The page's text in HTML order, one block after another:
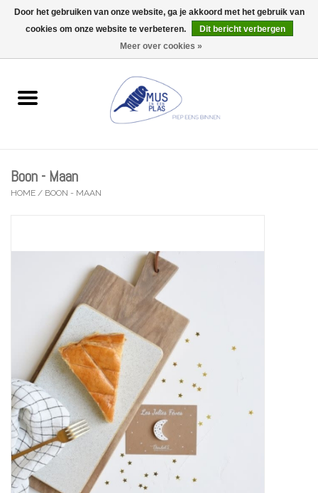
0 Artikelen - €0,00
Wenskaarten
Lifestyle
Koopjes
Cadeaubonnen
Blog
Boon - Maan
HOME / BOON - MAAN
Door het gebruiken van onze website, ga je akkoord met het gebruik van
cookies om onze website te verbeteren.
Dit bericht verbergen
Meer over cookies »
Wij zijn uitzonderlijk gesloten op Do 13/08